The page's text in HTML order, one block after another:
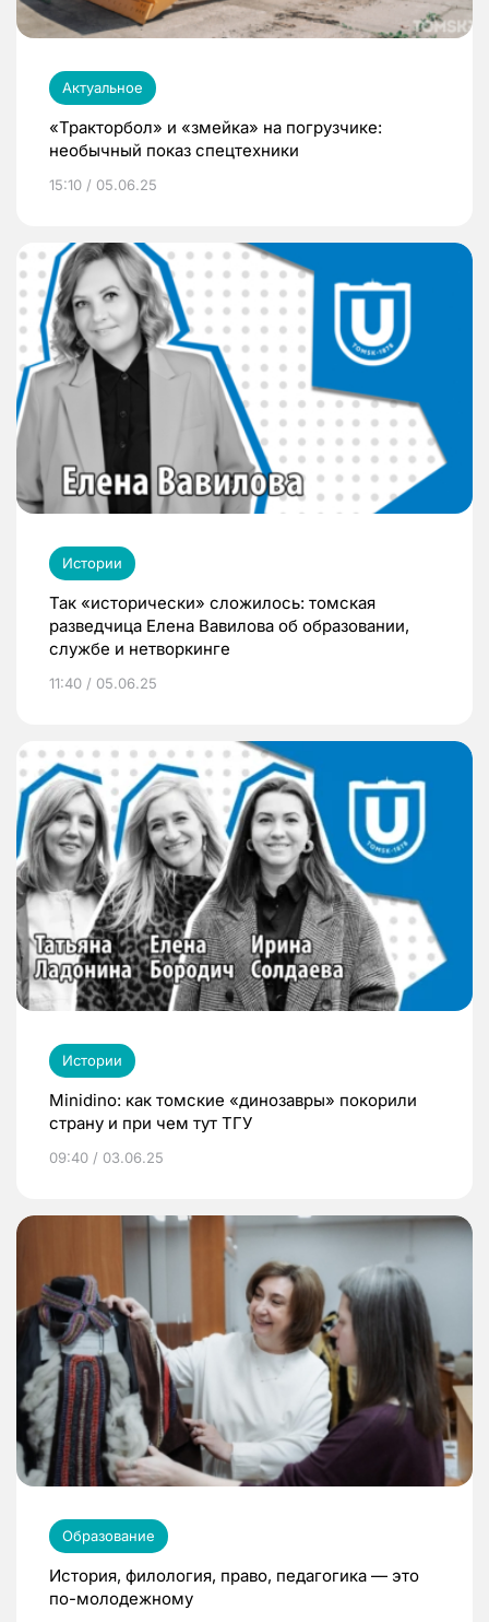
Актуальное
«Тракторбол» и «змейка» на погрузчике:
необычный показ спецтехники
15:10 / 05.06.25
Истории
Так «исторически» сложилось: томская
разведчица Елена Вавилова об образовании,
службе и нетворкинге
11:40 / 05.06.25
Истории
Minidino: как томские «динозавры» покорили
страну и при чем тут ТГУ
09:40 / 03.06.25
Образование
История, филология, право, педагогика — это
по-молодежному